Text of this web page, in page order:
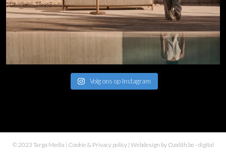
Volg ons op Instagram
© 2023 Targa Media | Cookie & Privacy policy| Webdesign by Ozalith.be - digital